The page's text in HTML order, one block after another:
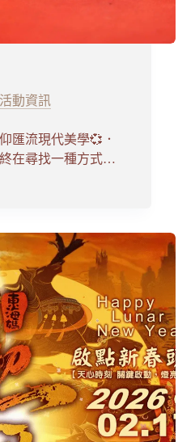
活動資訊
匯流現代美學💞．
在尋找一種方式…